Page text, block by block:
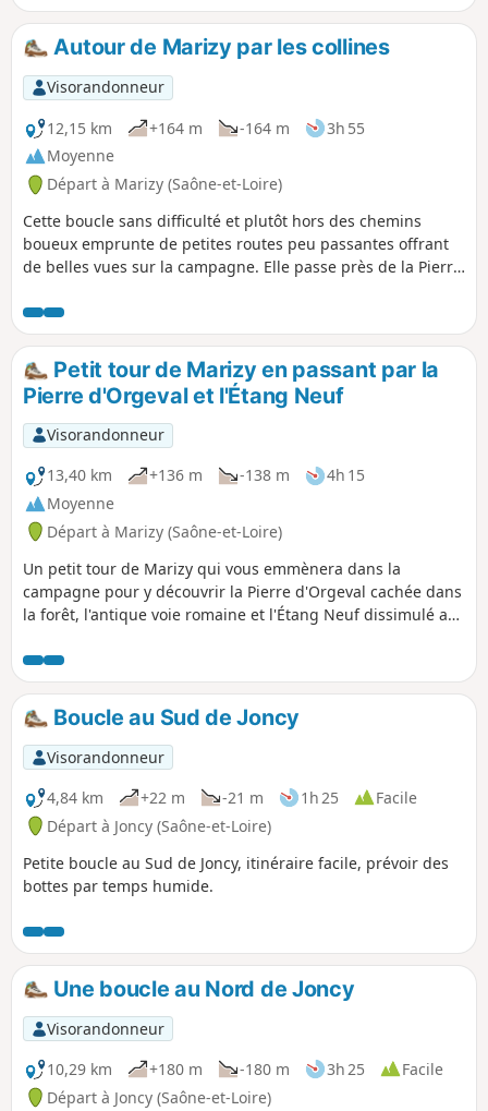
routes goudronnées et immergez-vous dans le bocage
charolais.
Autour de Marizy par les collines
Visorandonneur
12,15 km
+164 m -164 m
3h 55
Moyenne
Départ à Marizy (Saône-et-Loire)
Cette boucle sans difficulté et plutôt hors des chemins
boueux emprunte de petites routes peu passantes offrant
de belles vues sur la campagne. Elle passe près de la Pierre
Chaude, une source qui reste à température constante
toute l'année.
Petit tour de Marizy en passant par la
Pierre d'Orgeval et l'Étang Neuf
Visorandonneur
13,40 km
+136 m -138 m
4h 15
Moyenne
Départ à Marizy (Saône-et-Loire)
Un petit tour de Marizy qui vous emmènera dans la
campagne pour y découvrir la Pierre d'Orgeval cachée dans
la forêt, l'antique voie romaine et l'Étang Neuf dissimulé au
Boucle au Sud de Joncy
Visorandonneur
4,84 km
+22 m -21 m 1h 25
Facile
Départ à Joncy (Saône-et-Loire)
Petite boucle au Sud de Joncy, itinéraire facile, prévoir des
bottes par temps humide.
Une boucle au Nord de Joncy
Visorandonneur
10,29 km
+180 m -180 m 3h 25
Facile
Départ à Joncy (Saône-et-Loire)